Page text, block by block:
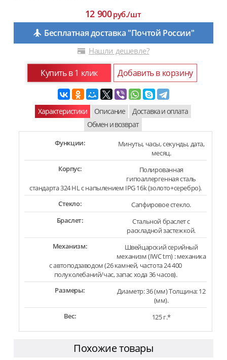
12 900руб./шт
Бесплатная доставка "Почтой России"
Нашли дешевле?
Купить в 1 клик Добавить в корзину
Характеристики Описание
Доставка и оплата
Обмен и возврат
Функции:
Минуты, часы, секунды, дата,
месяц.
Корпус:
Полированная
гипоаллергенная сталь
стандарта 324 HL с напылением IPG 16k (золото+серебро).
Стекло:
Сапфировое стекло.
Браслет:
Стальной браслет с
раскладной застежкой.
Механизм:
Швейцарский серийный
механизм (IWC tm) : механика
с автоподзаводом (26 камней, частота 24 400
полуколебаний/час, запас хода 36 часов).
Размеры:
Диаметр: 36 (мм) Толщина: 12
(мм).
Вес:
125 г.*
Похожие товары